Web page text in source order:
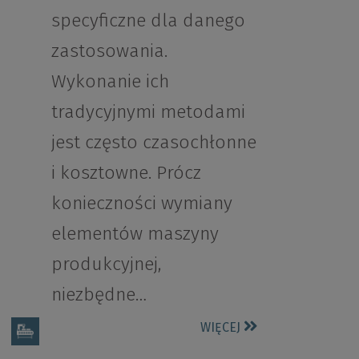
specyficzne dla danego
zastosowania.
Wykonanie ich
tradycyjnymi metodami
jest często czasochłonne
i kosztowne. Prócz
konieczności wymiany
elementów maszyny
produkcyjnej,
niezbędne…
WIĘCEJ